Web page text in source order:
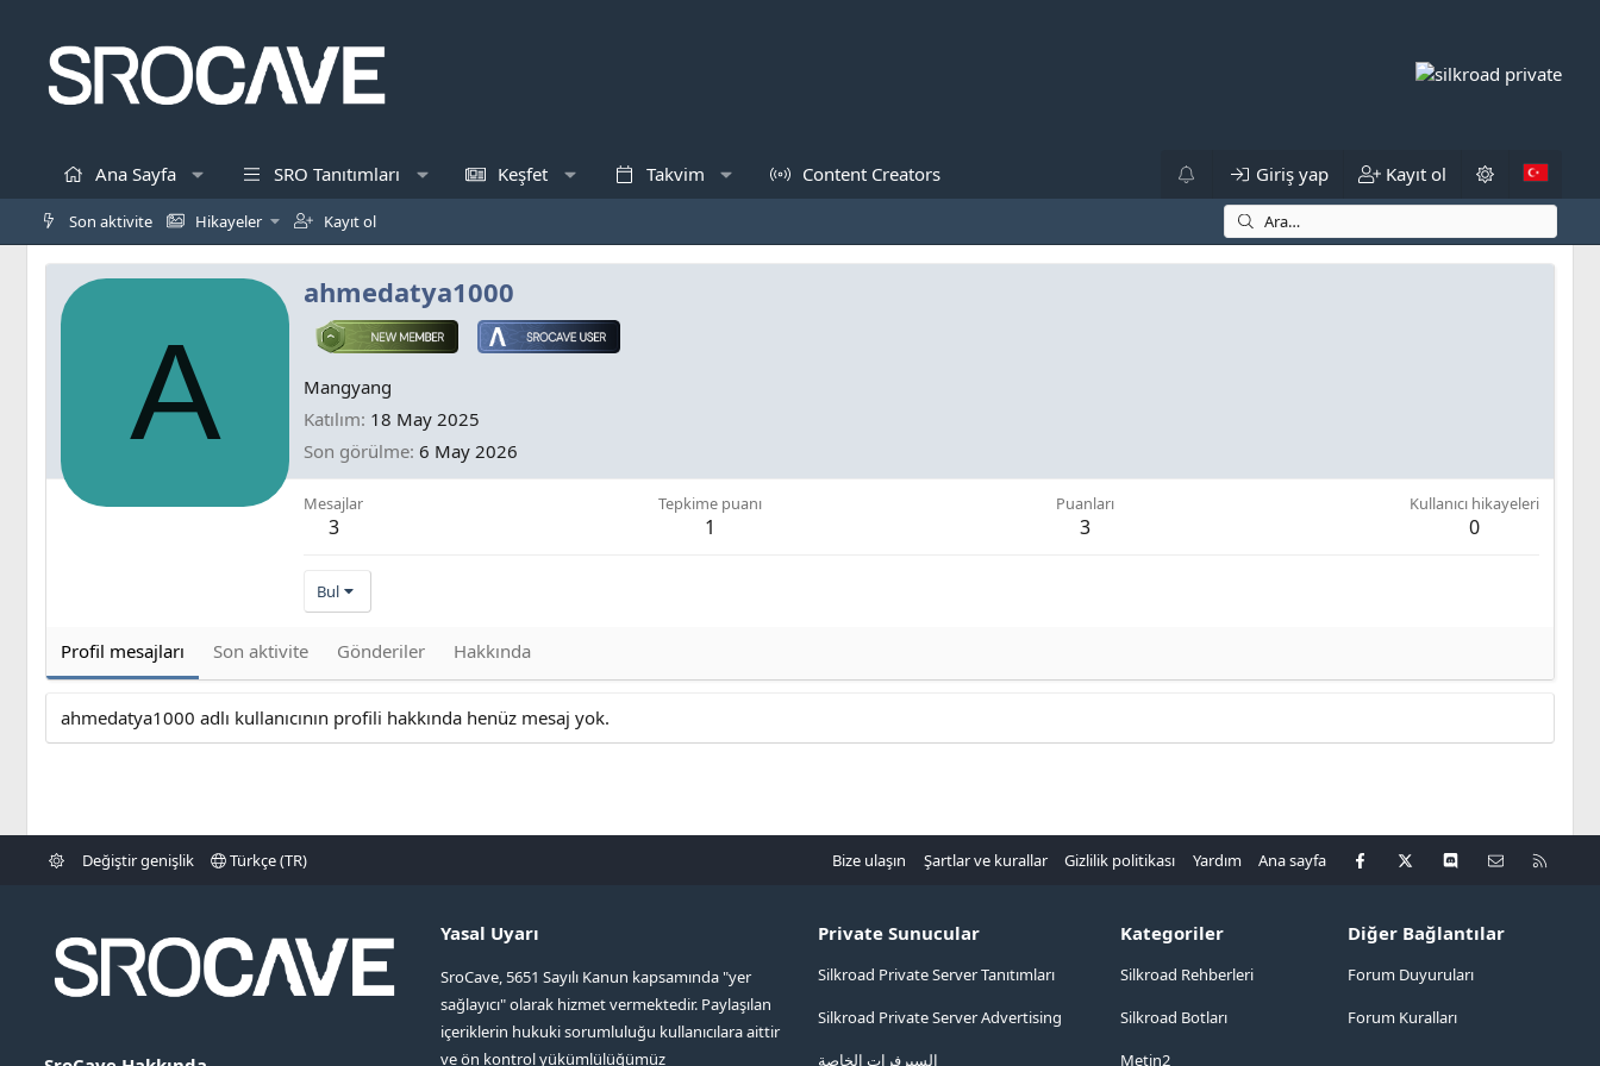
Ana Sayfa SRO Tanıtımları Keşfet Takvim Content Creators Giriş yap Kayıt ol
Son aktivite Hikayeler Kayıt ol
A
ahmedatya1000
Mangyang
Katılım 18 May 2025
Son görülme 6 May 2026
Mesajlar
3
Tepkime puanı
1
Puanları
3
Kullanıcı hikayeleri
0
Bul
Profil mesajları Son aktivite Gönderiler Hakkında
ahmedatya1000 adlı kullanıcının profili hakkında henüz mesaj yok.
Değiştir genişlik Türkçe (TR) Bize ulaşın Şartlar ve kurallar Gizlilik politikası Yardım Ana sayfa Facebook
X Discord Bize ulaşın
Yasal Uyarı
SroCave, 5651 Sayılı Kanun kapsamında "yer
sağlayıcı" olarak hizmet vermektedir. Paylaşılan
içeriklerin hukuki sorumluluğu kullanıcılara aittir
ve ön kontrol yükümlülüğümüz
Private Sunucular
Silkroad Private Server Tanıtımları
Silkroad Private Server Advertising
السيرفرات الخاصة
Kategoriler
Silkroad Rehberleri
Silkroad Botları
Metin2
Diğer Bağlantılar
Forum Duyuruları
Forum Kuralları